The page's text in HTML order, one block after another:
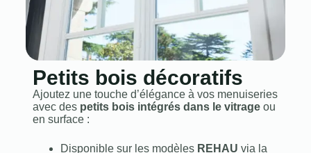
Petits bois décoratifs
Ajoutez une touche d’élégance à vos menuiseries
avec des petits bois intégrés dans le vitrageou
en surface :
Disponible sur les modèles REHAU via la